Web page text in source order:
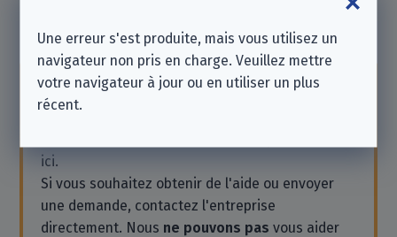
Laisser un commentaire
Notez que nous sommes une
association à but
ici.
Si vous souhaitez obtenir de l'aide ou envoyer
une demande, contactez l'entreprise
directement. Nous ne pouvons pas vous aider
Une erreur s'est produite, mais vous utilisez un
navigateur non pris en charge. Veuillez mettre
votre navigateur à jour ou en utiliser un plus
récent.